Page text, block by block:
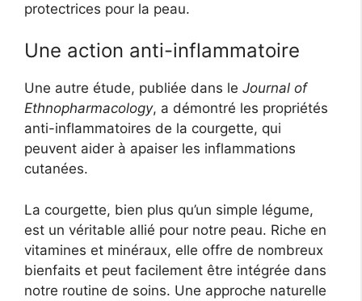
protectrices pour la peau.
Une action anti-inflammatoire
Une autre étude, publiée dans le Journal of
Ethnopharmacology, a démontré les propriétés
anti-inflammatoires de la courgette, qui
peuvent aider à apaiser les inflammations
cutanées.
La courgette, bien plus qu’un simple légume,
est un véritable allié pour notre peau. Riche en
vitamines et minéraux, elle offre de nombreux
bienfaits et peut facilement être intégrée dans
notre routine de soins. Une approche naturelle